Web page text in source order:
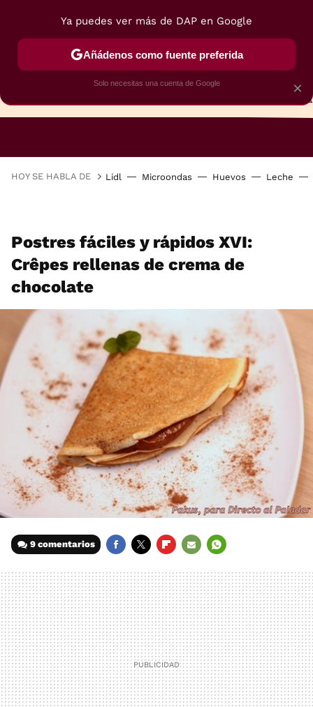
HOY SE HABLA DE Lidl Microondas Huevos Leche
Postres fáciles y rápidos XVI:
Crêpes rellenas de crema de
chocolate
9 comentarios
MAIL
×
Ya puedes ver más de DAP en Google
Añádenos como fuente preferida
Solo necesitas una cuenta de Google